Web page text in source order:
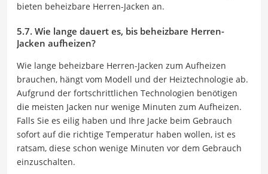
bieten beheizbare Herren-Jacken an.
5.7. Wie lange dauert es, bis beheizbare Herren-
Jacken aufheizen?
Wie lange beheizbare Herren-Jacken zum Aufheizen
brauchen, hängt vom Modell und der Heiztechnologie ab.
Aufgrund der fortschrittlichen Technologien benötigen
die meisten Jacken nur wenige Minuten zum Aufheizen.
Falls Sie es eilig haben und Ihre Jacke beim Gebrauch
sofort auf die richtige Temperatur haben wollen, ist es
ratsam, diese schon wenige Minuten vor dem Gebrauch
einzuschalten.